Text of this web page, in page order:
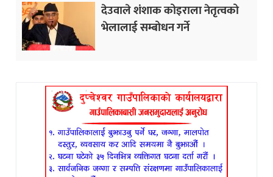
देउवाले शंशाक कोइराला नेतृत्वको
भेलालाई सम्बोधन गर्ने